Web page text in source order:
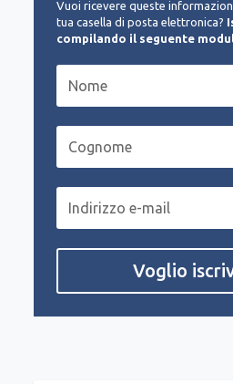
Vuoi ricevere queste
tua casella di posta elettronica?
compilando il seguente
Voglio